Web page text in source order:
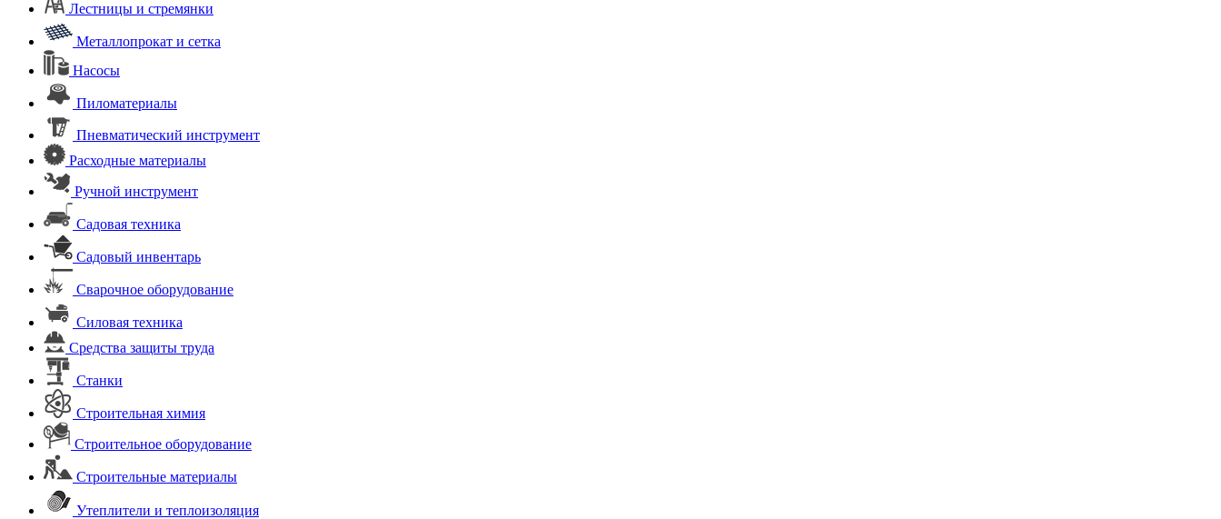
Лестницы и стремянки
Металлопрокат и сетка
Насосы
Пиломатериалы
Пневматический инструмент
Расходные материалы
Ручной инструмент
Садовая техника
Садовый инвентарь
Сварочное оборудование
Силовая техника
Средства защиты труда
Станки
Строительная химия
Строительное оборудование
Строительные материалы
Утеплители и теплоизоляция